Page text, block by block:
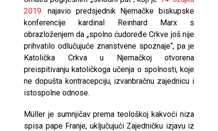
2019. najavio predsjednik Njemačke biskupske
konferencije kardinal Reinhard Marx s
obrazloženjem da „spolno ćudoređe Crkve još nije
prihvatilo odlučujuće znanstvene spoznaje“, pa je
Katolička Crkva u Njemačkoj otvorena
preispitivanju katoličkoga učenja o spolnosti, koje
ne dopušta kontracepciju, izvanbračnu zajednicu i
istospolne odnose.
Müller je sumnjičav prema teološkoj kakvoći niza
spisa pape Franje, uključujući Zajedničku izjavu iz